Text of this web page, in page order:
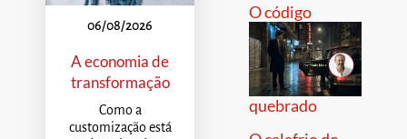
06/08/2026
A economia de
transformação
Como a
customização está
O código
quebrado